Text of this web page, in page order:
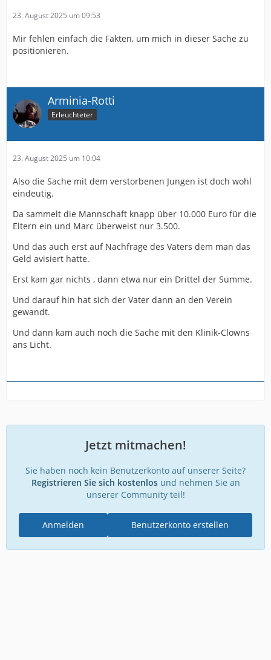
23. August 2025 um 09:53
Mir fehlen einfach die Fakten, um mich in dieser Sache zu
positionieren.
Arminia-Rotti
Erleuchteter
23. August 2025 um 10:04
Also die Sache mit dem verstorbenen Jungen ist doch wohl
eindeutig.
Da sammelt die Mannschaft knapp über 10.000 Euro für die
Eltern ein und Marc überweist nur 3.500.
Und das auch erst auf Nachfrage des Vaters dem man das
Geld avisiert hatte.
Erst kam gar nichts , dann etwa nur ein Drittel der Summe.
Und darauf hin hat sich der Vater dann an den Verein
gewandt.
Und dann kam auch noch die Sache mit den Klinik-Clowns
ans Licht.
Jetzt mitmachen!
Sie haben noch kein Benutzerkonto auf unserer Seite?
Registrieren Sie sich kostenlosund nehmen Sie an
unserer Community teil!
Benutzerkonto erstellen
Anmelden